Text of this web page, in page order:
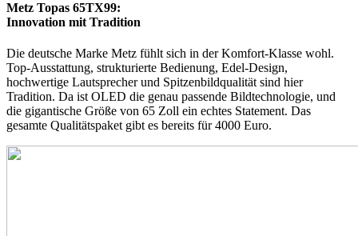
Metz Topas 65TX99:
Innovation mit Tradition
Die deutsche Marke Metz fühlt sich in der Komfort-Klasse wohl.
Top-Ausstattung, strukturierte Bedienung, Edel-Design,
hochwertige Lautsprecher und Spitzenbildqualität sind hier
Tradition. Da ist OLED die genau passende Bildtechnologie, und
die gigantische Größe von 65 Zoll ein echtes Statement. Das
gesamte Qualitätspaket gibt es bereits für 4000 Euro.